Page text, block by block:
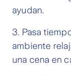
ayudan.
3. Pasa
ambiente
una cena en